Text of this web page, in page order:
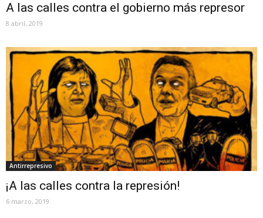
A las calles contra el gobierno más represor
8 abril, 2019
Antirrepresivo
¡A las calles contra la represión!
6 marzo, 2019